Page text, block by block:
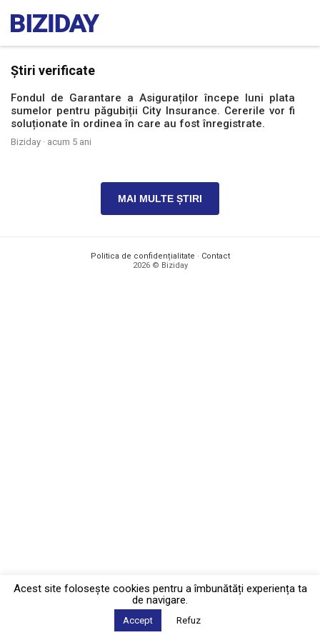
Știri verificate
Fondul de Garantare a Asiguraților începe luni plata
sumelor pentru păgubiții City Insurance. Cererile vor fi
soluționate în ordinea în care au fost înregistrate.
Biziday · acum 5 ani
MAI MULTE ȘTIRI
Politica de confidențialitate · Contact
2026 © Biziday
Acest site foloseşte cookies pentru a îmbunătăți experiența ta
de navigare.
Accept Refuz